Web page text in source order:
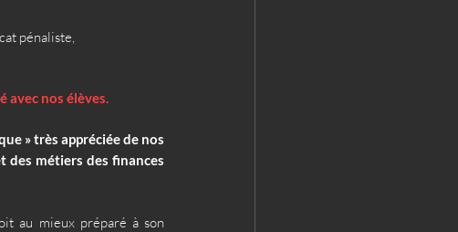
pénaliste,
avec nos élèves.
» très appréciée de nos
des métiers des finances
au mieux préparé à son